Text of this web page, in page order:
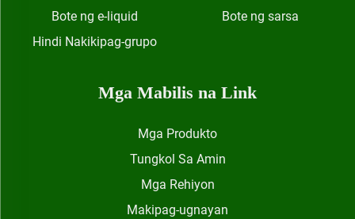
Bote ng e-liquid
Bote ng sarsa
Hindi Nakikipag-grupo
Mga Mabilis na Link
Mga Produkto
Tungkol Sa Amin
Mga Rehiyon
Makipag-ugnayan